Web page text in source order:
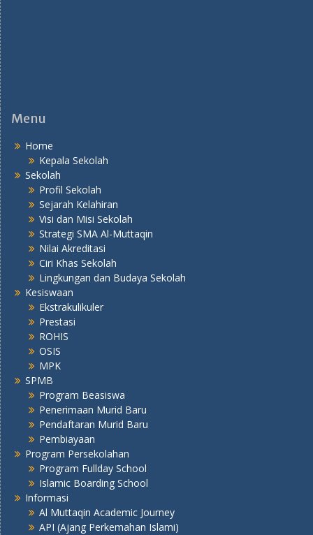
Menu
Home
Kepala Sekolah
Sekolah
Profil Sekolah
Sejarah Kelahiran
Visi dan Misi Sekolah
Strategi SMA Al-Muttaqin
Nilai Akreditasi
Ciri Khas Sekolah
Lingkungan dan Budaya Sekolah
Kesiswaan
Ekstrakulikuler
Prestasi
ROHIS
OSIS
MPK
SPMB
Program Beasiswa
Penerimaan Murid Baru
Pendaftaran Murid Baru
Pembiayaan
Program Persekolahan
Program Fullday School
Islamic Boarding School
Informasi
Al Muttaqin Academic Journey
API (Ajang Perkemahan Islami)